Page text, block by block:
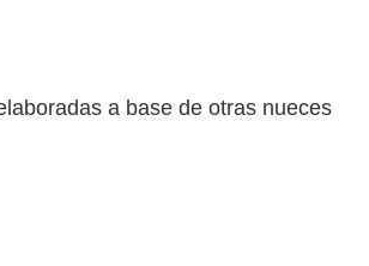
a base de otras nueces